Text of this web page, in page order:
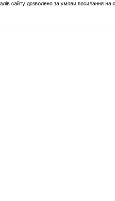
сайту дозволено за умови посилання на